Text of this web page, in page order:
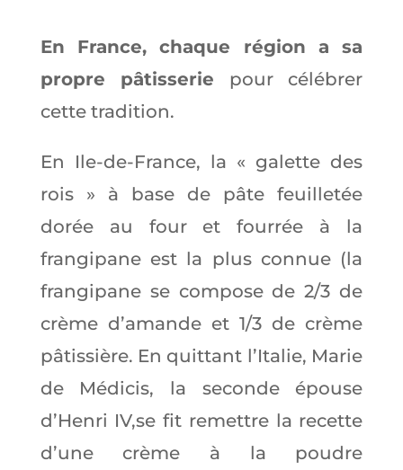
En France, chaque région a sa
propre pâtisserie pour célébrer
cette tradition.
En Ile-de-France, la « galette des
rois » à base de pâte feuilletée
dorée au four et fourrée à la
frangipane est la plus connue (la
frangipane se compose de 2/3 de
crème d’amande et 1/3 de crème
pâtissière. En quittant l’Italie, Marie
de Médicis, la seconde épouse
d’Henri IV,se fit remettre la recette
d’une crème à la poudre